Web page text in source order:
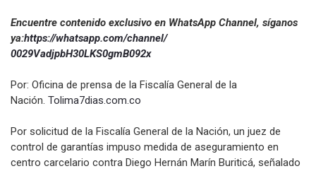
Encuentre contenido exclusivo en WhatsApp Channel, síganos
ya:https://whatsapp.com/channel/
0029VadjpbH30LKS0gmB092x
Por: Oficina de prensa de la Fiscalía General de la
Nación. Tolima7dias.com.co
Por solicitud de la Fiscalía General de la Nación, un juez de
control de garantías impuso medida de aseguramiento en
centro carcelario contra Diego Hernán Marín Buriticá, señalado